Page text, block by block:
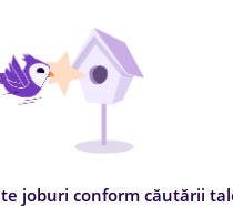
joburi conform căutării